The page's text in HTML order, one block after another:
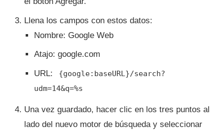
Llena los campos con estos datos:
Nombre: Google Web
Atajo: google.com
URL:
{google:baseURL}/search?
udm=14&q=%s
Una vez guardado, hacer clic en los tres puntos al
lado del nuevo motor de búsqueda y seleccionar